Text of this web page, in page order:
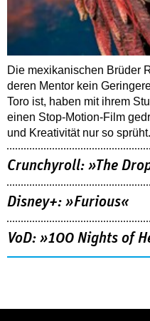
Die mexikanischen Brüder
deren Mentor kein
Toro ist, haben mit ihrem
einen Stop-Motion-Film
und Kreativität nur so sprüht.
Crunchyroll: »The
Disney+: »Furious«
VoD: »100 Nights of